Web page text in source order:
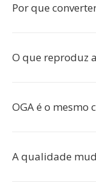
Por que
O que reproduz
OGA é o mesmo
A qualidade